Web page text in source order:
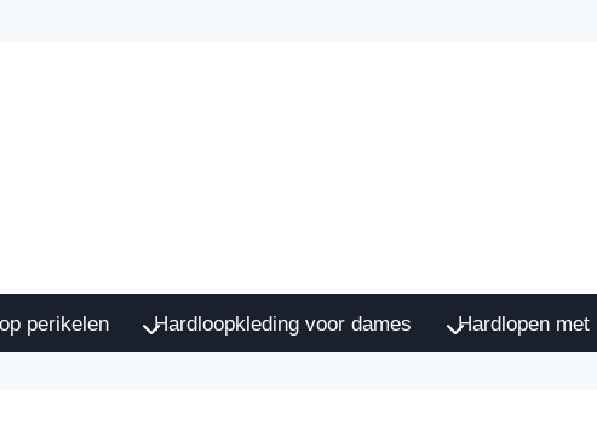
perikelen Hardloopkleding voor dames Hardlopen met